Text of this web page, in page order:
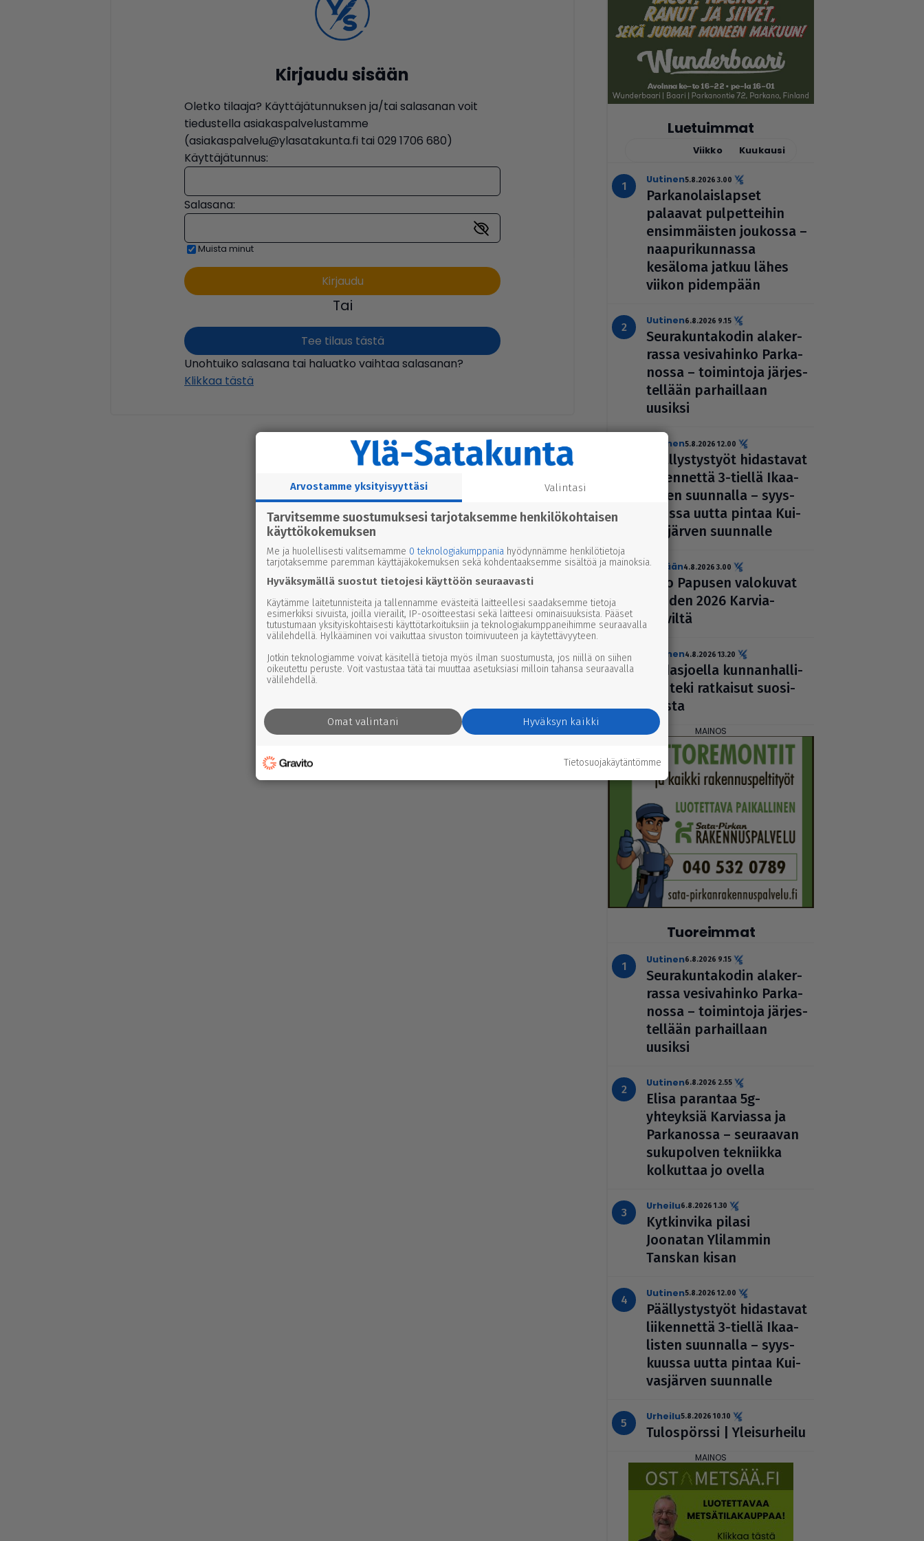
Kirjaudu sisään
Oletko tilaaja? Käyttäjätunnuksen ja/tai salasanan voit
tiedustella asiakaspalvelustamme
(asiakaspalvelu@ylasatakunta.fi tai 029 1706 680)
Käyttäjätunnus:
Salasana:
Muista minut
Tai
Tee tilaus tästä
Unohtuiko salasana tai haluatko vaihtaa salasanan?
Klikkaa tästä
Luetuimmat
Viikko Kuukausi
uutinen5.8.2026 3.00
Par­ka­no­lais­lap­set
palaavat pul­pet­tei­hin
ensim­mäis­ten joukossa –
naa­pu­ri­kun­nassa
kesäloma jatkuu lähes
viikon pidempään
uutinen6.8.2026 9.15
Seu­ra­kun­ta­ko­din ala­ker­
rassa vesi­va­hinko Par­ka­
nossa – toi­min­toja jär­jes­
tel­lään par­hail­laan
uusiksi
uutinen5.8.2026 12.00
Pääl­lys­tys­työt hidas­ta­vat
lii­ken­nettä 3-tiellä Ikaa­
lis­ten suunnalla – syys­
kuussa uutta pintaa Kui­
vas­jär­ven suunnalle
Tänään4.8.2026 3.00
Arto Papusen valokuvat
vuoden 2026 Karvia-
Päiviltä
uutinen4.8.2026 13.20
Padas­jo­ella kun­nan­hal­li­
tus teki ratkaisut suo­si­
keista
Tuoreimmat
uutinen6.8.2026 9.15
Seu­ra­kun­ta­ko­din ala­ker­
rassa vesi­va­hinko Par­ka­
nossa – toi­min­toja jär­jes­
tel­lään par­hail­laan
uusiksi
uutinen6.8.2026 2.55
Elisa parantaa 5g-
yhteyksiä Karviassa ja
Par­ka­nossa – seuraavan
suku­pol­ven tekniikka
kolkuttaa jo ovella
urheilu6.8.2026 1.30
Kyt­kin­vika pilasi
Joonatan Ylilammin
Tanskan kisan
uutinen5.8.2026 12.00
Pääl­lys­tys­työt hidas­ta­vat
lii­ken­nettä 3-tiellä Ikaa­
lis­ten suunnalla – syys­
kuussa uutta pintaa Kui­
vas­jär­ven suunnalle
urheilu5.8.2026 10.10
Tulos­pörssi | Ylei­sur­heilu
Arvostamme yksityisyyttäsi Valintasi
Tarvitsemme suostumuksesi tarjotaksemme henkilökohtaisen
käyttökokemuksen
Me ja huolellisesti valitsemamme 0 teknologiakumppania hyödynnämme henkilötietoja
tarjotaksemme paremman käyttäjäkokemuksen sekä kohdentaaksemme sisältöä ja mainoksia.
Hyväksymällä suostut tietojesi käyttöön seuraavasti
Käytämme laitetunnisteita ja tallennamme evästeitä laitteellesi saadaksemme tietoja
esimerkiksi sivuista, joilla vierailit, IP-osoitteestasi sekä laitteesi ominaisuuksista. Pääset
tutustumaan yksityiskohtaisesti käyttötarkoituksiin ja teknologiakumppaneihimme seuraavalla
välilehdellä. Hylkääminen voi vaikuttaa sivuston toimivuuteen ja käytettävyyteen.
Jotkin teknologiamme voivat käsitellä tietoja myös ilman suostumusta, jos niillä on siihen
oikeutettu peruste. Voit vastustaa tätä tai muuttaa asetuksiasi milloin tahansa seuraavalla
välilehdellä.
Hyväksyn kaikki
Omat valintani
Tietosuojakäytäntömme